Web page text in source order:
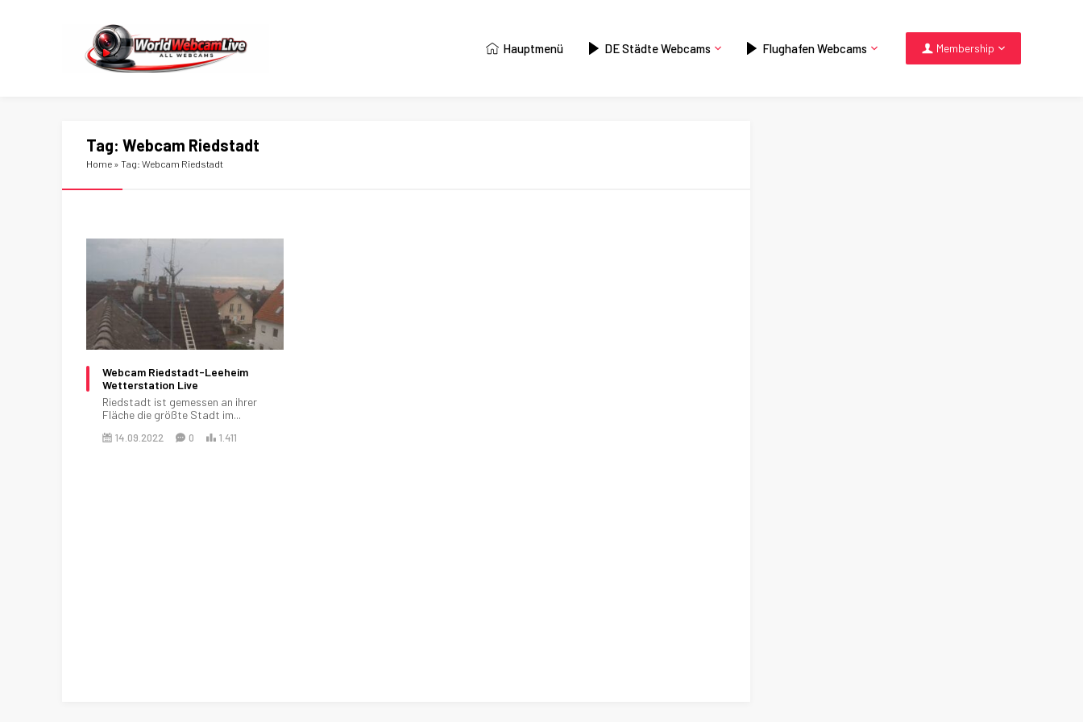
Hauptmenü DE Städte Webcams Flughafen Webcams Membership
Tag: Webcam Riedstadt
Home » Tag: Webcam Riedstadt
Webcam Riedstadt-Leeheim
Wetterstation Live
Riedstadt ist gemessen an ihrer
Fläche die größte Stadt im...
14.09.2022 0 1.411